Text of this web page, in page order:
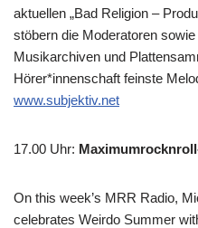
aktuellen „Bad Religion –
stöbern die Moderatoren
Musikarchiven und
Hörer*innenschaft feinste
www.subjektiv.net
17.00 Uhr:
On this week’s MRR Radio,
celebrates Weirdo Summer